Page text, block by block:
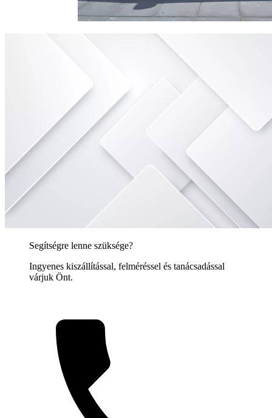
Segítségre lenne szüksége?
Ingyenes kiszállítással, felméréssel és tanácsadással
várjuk Önt.